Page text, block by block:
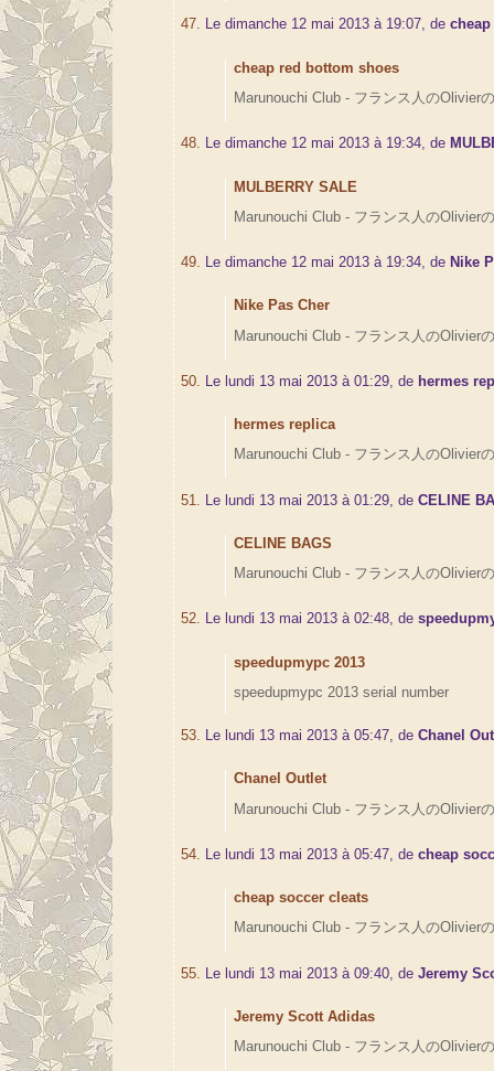
47. Le dimanche 12 mai 2013 à 19:07, de
cheap red bottom shoes
Marunouchi Club - フランス人のOlivier
48. Le dimanche 12 mai 2013 à 19:34, de
MULBERRY SALE
Marunouchi Club - フランス人のOlivier
49. Le dimanche 12 mai 2013 à 19:34, de Nike
Nike Pas Cher
Marunouchi Club - フランス人のOlivier
50. Le lundi 13 mai 2013 à 01:29, de hermes
hermes replica
Marunouchi Club - フランス人のOlivier
51. Le lundi 13 mai 2013 à 01:29, deCELINE
CELINE BAGS
Marunouchi Club - フランス人のOlivier
52. Le lundi 13 mai 2013 à 02:48, de
speedupmypc 2013
speedupmypc 2013 serial number
53. Le lundi 13 mai 2013 à 05:47, deChanel
Chanel Outlet
Marunouchi Club - フランス人のOlivier
54. Le lundi 13 mai 2013 à 05:47, decheap
cheap soccer cleats
Marunouchi Club - フランス人のOlivier
55. Le lundi 13 mai 2013 à 09:40, deJeremy
Jeremy Scott Adidas
Marunouchi Club - フランス人のOlivier